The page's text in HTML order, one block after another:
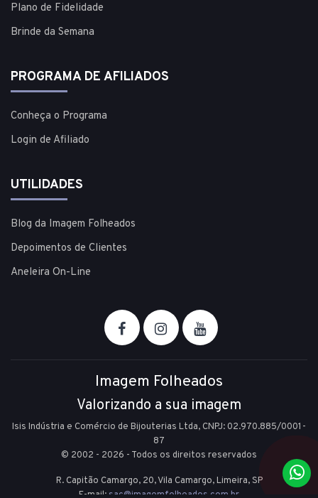
Plano de Fidelidade
Brinde da Semana
PROGRAMA DE AFILIADOS
Conheça o Programa
Login de Afiliado
UTILIDADES
Blog da Imagem Folheados
Depoimentos de Clientes
Aneleira On-Line
Imagem Folheados
Valorizando a sua imagem
Isis Indústria e Comércio de Bijouterias Ltda, CNPJ: 02.970.885/0001-
87
© 2002 - 2026 - Todos os direitos reservados
R. Capitão Camargo, 20, Vila Camargo,Limeira,SP
E-mail: sac@imagemfolheados.com.br